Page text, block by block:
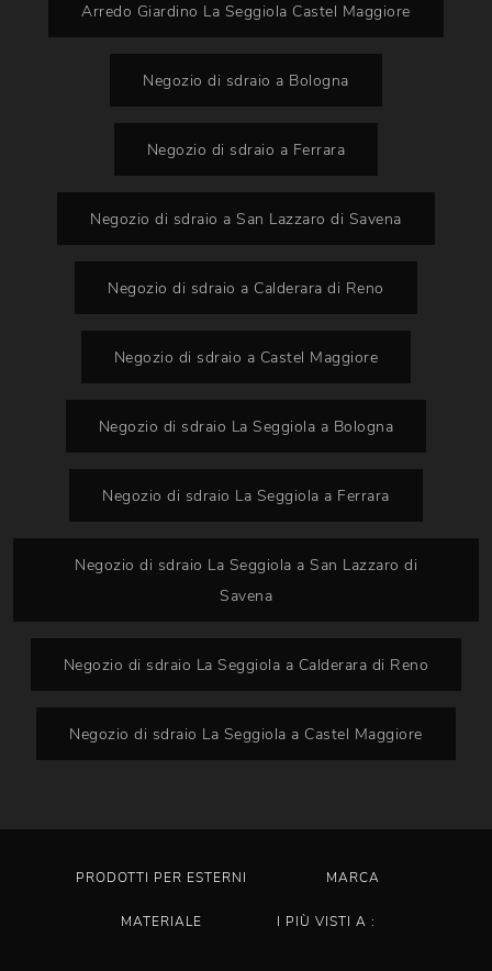
Arredo Giardino La Seggiola Castel Maggiore
Negozio di sdraio a Bologna
Negozio di sdraio a Ferrara
Negozio di sdraio a San Lazzaro di Savena
Negozio di sdraio a Calderara di Reno
Negozio di sdraio a Castel Maggiore
Negozio di sdraio La Seggiola a Bologna
Negozio di sdraio La Seggiola a Ferrara
Negozio di sdraio La Seggiola a San Lazzaro di
Savena
Negozio di sdraio La Seggiola a Calderara di Reno
Negozio di sdraio La Seggiola a Castel Maggiore
PRODOTTI PER ESTERNI MARCA
MATERIALE I PIÙ VISTI A :